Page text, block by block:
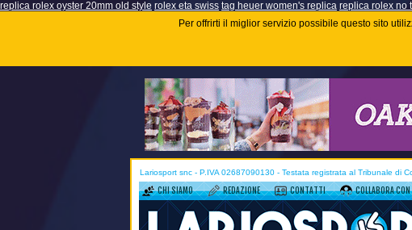
replica rolex oyster 20mm old style rolex eta swiss tag heuer women's replica replica rolex no
Per offrirti il miglior servizio possibile questo sito
Lariosport snc - P.IVA 02687090130 - Testata registrata al Tribunale di
CHI SIAMO REDAZIONE CONTATTI COLLABORA